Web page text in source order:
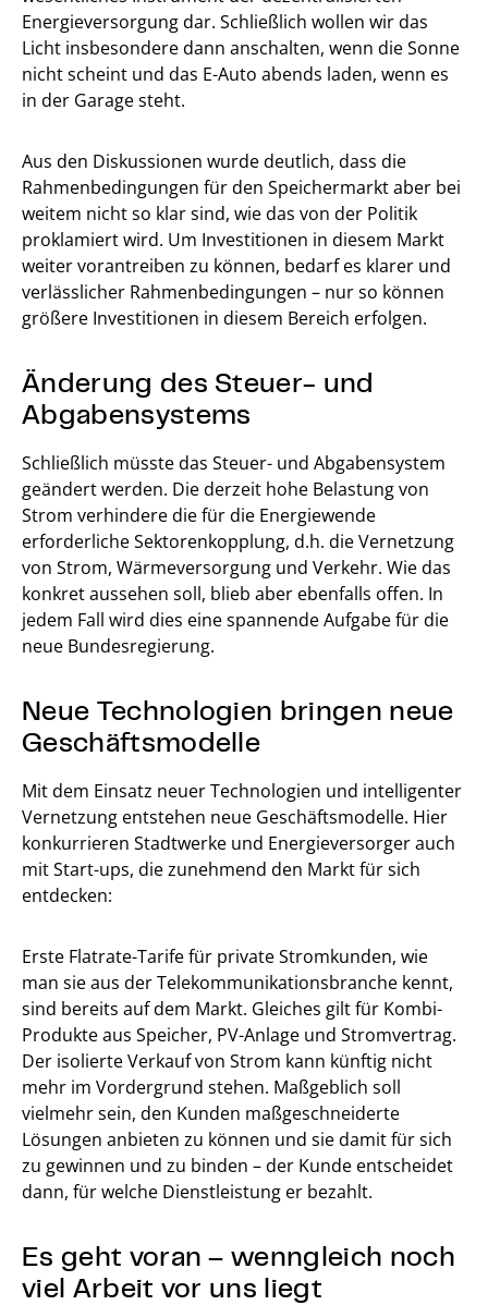
Energieversorgung dar. Schließlich wollen wir das
Licht insbesondere dann anschalten, wenn die Sonne
nicht scheint und das E-Auto abends laden, wenn es
in der Garage steht.
Aus den Diskussionen wurde deutlich, dass die
Rahmenbedingungen für den Speichermarkt aber bei
weitem nicht so klar sind, wie das von der Politik
proklamiert wird. Um Investitionen in diesem Markt
weiter vorantreiben zu können, bedarf es klarer und
verlässlicher Rahmenbedingungen – nur so können
größere Investitionen in diesem Bereich erfolgen.
Änderung des Steuer- und
Abgabensystems
Schließlich müsste das Steuer- und Abgabensystem
geändert werden. Die derzeit hohe Belastung von
Strom verhindere die für die Energiewende
erforderliche Sektorenkopplung, d.h. die Vernetzung
von Strom, Wärmeversorgung und Verkehr. Wie das
konkret aussehen soll, blieb aber ebenfalls offen. In
jedem Fall wird dies eine spannende Aufgabe für die
neue Bundesregierung.
Neue Technologien bringen neue
Geschäftsmodelle
Mit dem Einsatz neuer Technologien und intelligenter
Vernetzung entstehen neue Geschäftsmodelle. Hier
konkurrieren Stadtwerke und Energieversorger auch
mit Start-ups, die zunehmend den Markt für sich
entdecken:
Erste Flatrate-Tarife für private Stromkunden, wie
man sie aus der Telekommunikationsbranche kennt,
sind bereits auf dem Markt. Gleiches gilt für Kombi-
Produkte aus Speicher, PV-Anlage und Stromvertrag.
Der isolierte Verkauf von Strom kann künftig nicht
mehr im Vordergrund stehen. Maßgeblich soll
vielmehr sein, den Kunden maßgeschneiderte
Lösungen anbieten zu können und sie damit für sich
zu gewinnen und zu binden – der Kunde entscheidet
dann, für welche Dienstleistung er bezahlt.
Es geht voran – wenngleich noch
viel Arbeit vor uns liegt